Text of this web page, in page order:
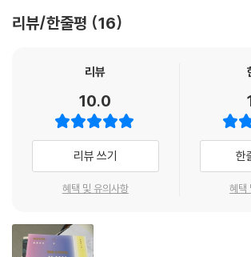
맞춰 칠하지는 못했지만 붓에 물감을 묻히고 천천히
공이다 싶었다.
문제행동을 보이는 아이도 스스로 해내고 싶어 하고,
구들과 사이좋게 지내고 싶어 한다. 그걸 못해서 가장
이다. 그 마음을 읽어 주고, 해낼 수 있게 응원하고,
일이 교사의 역할이고, 친구의 역할이다.
--- p.208
다. 중학교, 고등학교에 가서도 통합학급에서 친구들
복한 시간을 보내야 한다. 성인이 되어서도 사회의 한
이처럼 통합교실을 운영하는 데 중요한 요소는 바로 ‘
친구들을 볼 때마다 스트레스를 받는다면, 아이의 증
스스로 좌절감에 빠질 수 있다. 통합교실은 모든 아이
이다. 교사는 특별한 아이에게 주의를 기울이되, 다
느끼도록 해서는 안 된다. 저자는 작은 독후 활동이나
는 대화를 기록해 한쪽으로 치우치지 않고 아이들과
준다.
통합교실은 선생님 혼자 힘으로 이룰 수 없다
- 이수현 (푸른솔중학교 교사)
리뷰/한줄평 16
리뷰
10.0
리뷰 쓰기
혜택 및 유의사항
한
혜택